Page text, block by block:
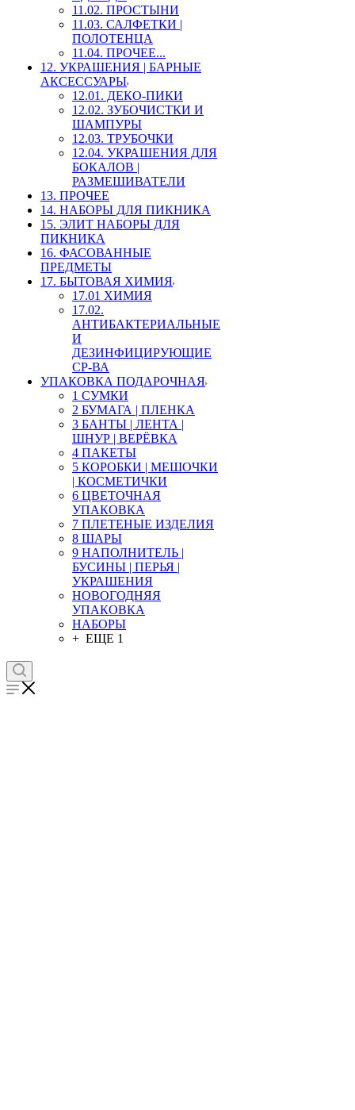
11.02. ПРОСТЫНИ
11.03. САЛФЕТКИ |
ПОЛОТЕНЦА
11.04. ПРОЧЕЕ...
12. УКРАШЕНИЯ | БАРНЫЕ
АКСЕССУАРЫ
12.01. ДЕКО-ПИКИ
12.02. ЗУБОЧИСТКИ И
ШАМПУРЫ
12.03. ТРУБОЧКИ
12.04. УКРАШЕНИЯ ДЛЯ
БОКАЛОВ |
РАЗМЕШИВАТЕЛИ
13. ПРОЧЕЕ
14. НАБОРЫ ДЛЯ ПИКНИКА
15. ЭЛИТ НАБОРЫ ДЛЯ
ПИКНИКА
16. ФАСОВАННЫЕ
ПРЕДМЕТЫ
17. БЫТОВАЯ ХИМИЯ
17.01 ХИМИЯ
17.02.
АНТИБАКТЕРИАЛЬНЫЕ
И
ДЕЗИНФИЦИРУЮЩИЕ
СР-ВА
УПАКОВКА ПОДАРОЧНАЯ
1 СУМКИ
2 БУМАГА | ПЛЕНКА
3 БАНТЫ | ЛЕНТА |
ШНУР | ВЕРЁВКА
4 ПАКЕТЫ
5 КОРОБКИ | МЕШОЧКИ
| КОСМЕТИЧКИ
6 ЦВЕТОЧНАЯ
УПАКОВКА
7 ПЛЕТЕНЫЕ ИЗДЕЛИЯ
8 ШАРЫ
9 НАПОЛНИТЕЛЬ |
БУСИНЫ | ПЕРЬЯ |
УКРАШЕНИЯ
НОВОГОДНЯЯ
УПАКОВКА
НАБОРЫ
+ ЕЩЕ 1